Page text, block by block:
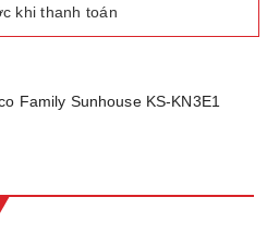
khi thanh toán
Family Sunhouse KS-KN3E1